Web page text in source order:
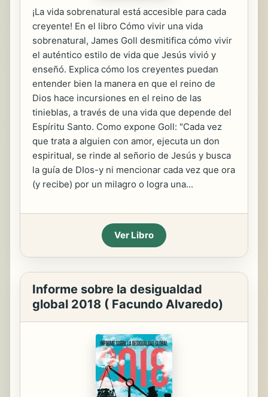
¡La vida sobrenatural está accesible para cada
creyente! En el libro Cómo vivir una vida
sobrenatural, James Goll desmitifica cómo vivir
el auténtico estilo de vida que Jesús vivió y
enseñó. Explica cómo los creyentes puedan
entender bien la manera en que el reino de
Dios hace incursiones en el reino de las
tinieblas, a través de una vida que depende del
Espíritu Santo. Como expone Goll: "Cada vez
que trata a alguien con amor, ejecuta un don
espiritual, se rinde al señorio de Jesús y busca
la guía de DIos-y ni mencionar cada vez que ora
(y recibe) por un milagro o logra una...
Ver Libro
Informe sobre la desigualdad
global 2018 ( Facundo Alvaredo)